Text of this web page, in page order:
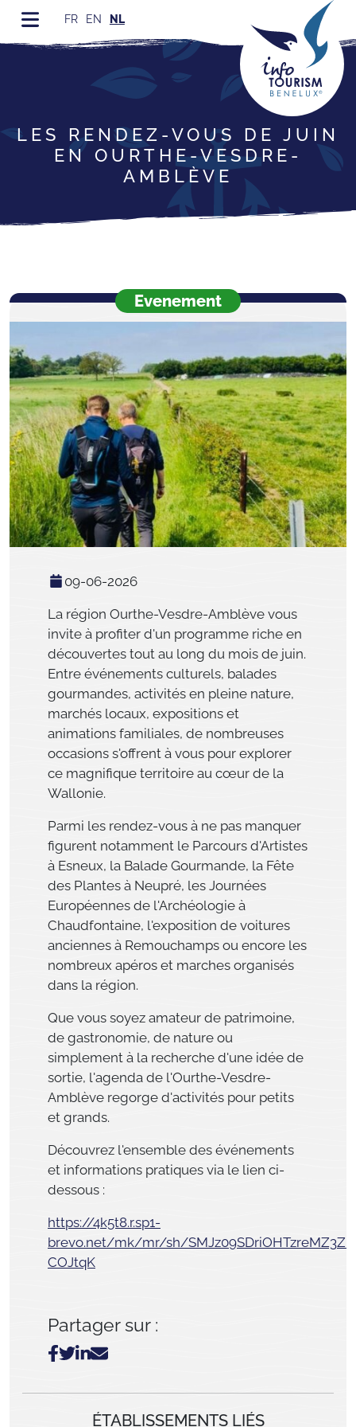
FR EN NL
LES RENDEZ-VOUS DE JUIN
EN OURTHE-VESDRE-
AMBLÈVE
Evenement
09-06-2026
La région Ourthe-Vesdre-Amblève vous
invite à profiter d'un programme riche en
découvertes tout au long du mois de juin.
Entre événements culturels, balades
gourmandes, activités en pleine nature,
marchés locaux, expositions et
animations familiales, de nombreuses
occasions s'offrent à vous pour explorer
ce magnifique territoire au cœur de la
Wallonie.
Parmi les rendez-vous à ne pas manquer
figurent notamment le Parcours d'Artistes
à Esneux, la Balade Gourmande, la Fête
des Plantes à Neupré, les Journées
Européennes de l'Archéologie à
Chaudfontaine, l'exposition de voitures
anciennes à Remouchamps ou encore les
nombreux apéros et marches organisés
dans la région.
Que vous soyez amateur de patrimoine,
de gastronomie, de nature ou
simplement à la recherche d'une idée de
sortie, l'agenda de l'Ourthe-Vesdre-
Amblève regorge d'activités pour petits
et grands.
Découvrez l'ensemble des événements
et informations pratiques via le lien ci-
dessous :
https://4k5t8.r.sp1-
brevo.net/mk/mr/sh/
COJtqK
Partager sur :
ÉTABLISSEMENTS LIÉS